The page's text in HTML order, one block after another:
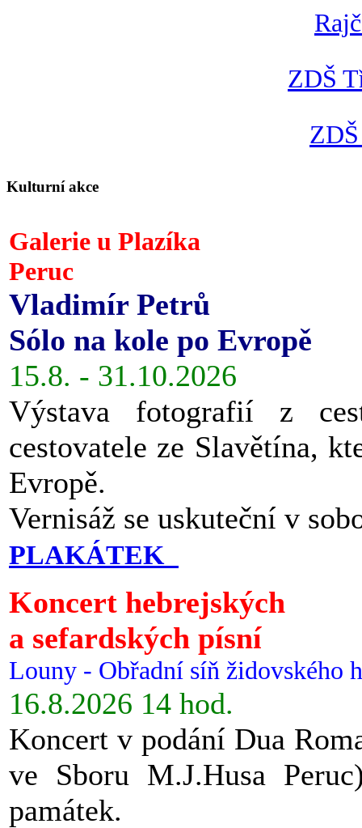
ZDŠ
Kulturní akce
Galerie u Plazíka
Peruc
Vladimír Petrů
Sólo na kole po Evropě
15.8. - 31.10.2026
Výstava fotografií z
cestovatele ze Slavětína,
Evropě.
Vernisáž se uskuteční v
PLAKÁTEK
Koncert hebrejských
a sefardských písní
Louny - Obřadní síň židovského
16.8.2026 14 hod.
Koncert v podání Dua
ve Sboru M.J.Husa
památek.